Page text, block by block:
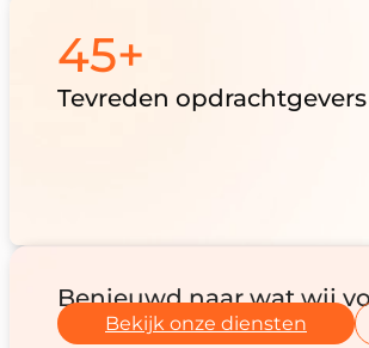
45+
Tevreden opdrachtgevers
Benieuwd naar wat wij
Bekijk onze diensten